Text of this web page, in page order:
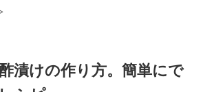
漬けの作り方。簡単にで